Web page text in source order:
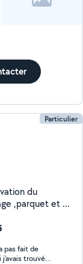
Particulier
du
,parquet et du
pas fait de
trouvé